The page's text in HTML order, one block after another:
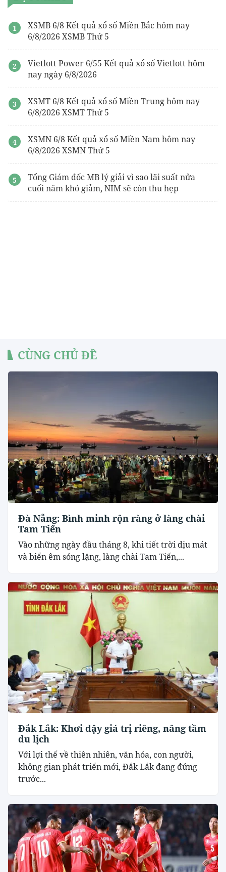
XSMB 6/8 Kết quả xổ số Miền Bắc hôm nay
6/8/2026 XSMB Thứ 5
Vietlott Power 6/55 Kết quả xổ số Vietlott hôm
nay ngày 6/8/2026
XSMT 6/8 Kết quả xổ số Miền Trung hôm nay
6/8/2026 XSMT Thứ 5
XSMN 6/8 Kết quả xổ số Miền Nam hôm nay
6/8/2026 XSMN Thứ 5
Tổng Giám đốc MB lý giải vì sao lãi suất nửa
cuối năm khó giảm, NIM sẽ còn thu hẹp
CÙNG CHỦ ĐỀ
Đà Nẵng: Bình minh rộn ràng ở làng chài
Tam Tiến
Vào những ngày đầu tháng 8, khi tiết trời dịu mát
và biển êm sóng lặng, làng chài Tam Tiến,...
Đắk Lắk: Khơi dậy giá trị riêng, nâng tầm
du lịch
Với lợi thế về thiên nhiên, văn hóa, con người,
không gian phát triển mới, Đắk Lắk đang đứng
trước...